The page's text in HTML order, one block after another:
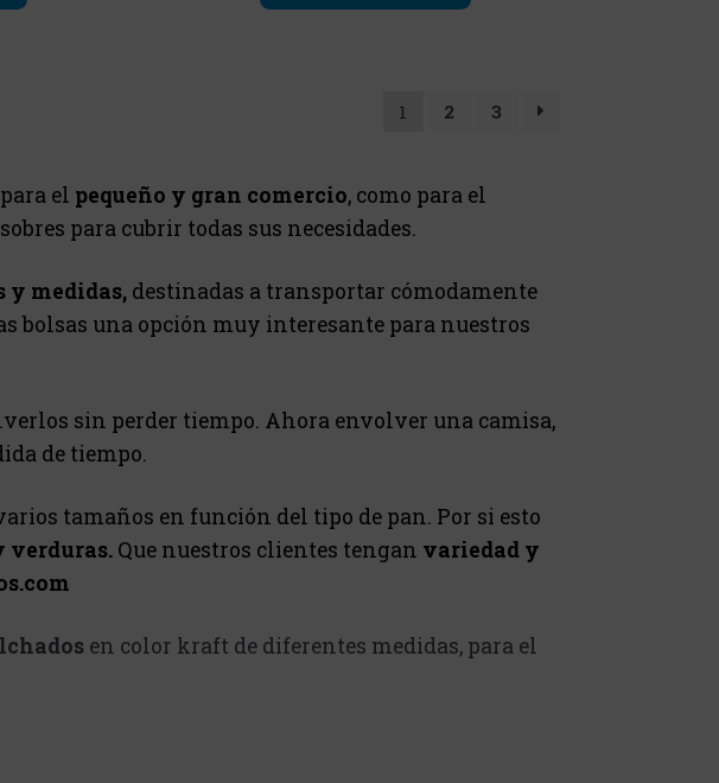
1 2 3
el pequeño y gran comercio, como para el
para cubrir todas sus necesidades.
y medidas, destinadas a transportar cómodamente
bolsas una opción muy interesante para nuestros
sin perder tiempo. Ahora envolver una camisa,
de tiempo.
tamaños en función del tipo de pan. Por si esto
verduras. Que nuestros clientes tengan variedad y
en color kraft de diferentes medidas, para el